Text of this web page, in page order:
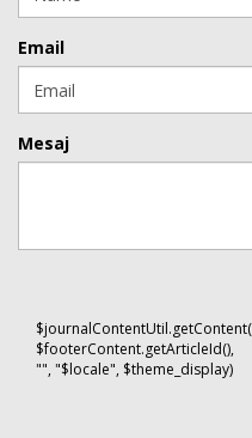
Email
Mesaj
$footerContent.getArticleId(),
"", "$locale", $theme_display)